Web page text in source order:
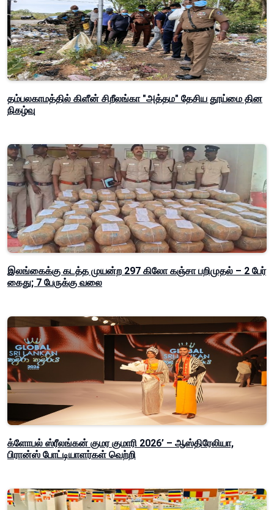
தம்பலகாமத்தில் கிளீன் சிறீலங்கா "அத்தம" தேசிய தூய்மை தின
நிகழ்வு
இலங்கைக்கு கடத்த முயன்ற 297 கிலோ கஞ்சா பறிமுதல் – 2 பேர்
கைது; 7 பேருக்கு வலை
க்ளோபல் ஸ்ரீலங்கன் குமர குமாரி 2026’ – ஆஸ்திரேலியா,
பிரான்ஸ் போட்டியாளர்கள் வெற்றி